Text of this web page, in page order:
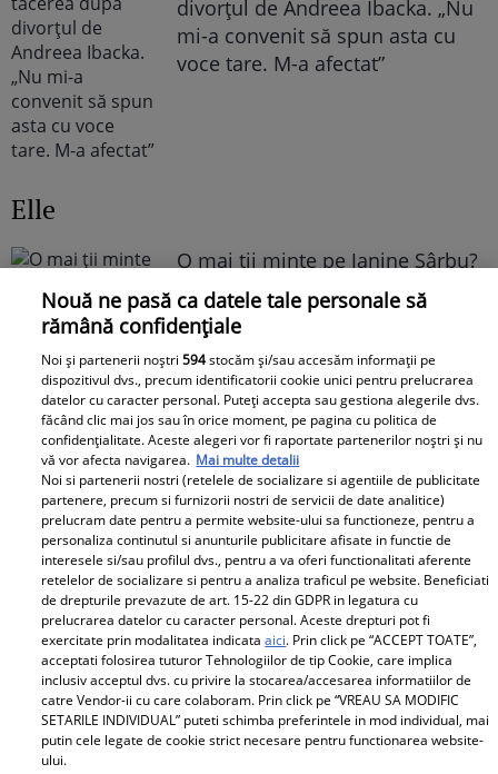
divorțul de Andreea Ibacka. „Nu
mi-a convenit să spun asta cu
voce tare. M-a afectat”
Elle
O mai ții minte pe Janine Sârbu?
Cum arată și cu ce se ocupă
acum fosta soție a lui Adrian
Sârbu și unul dintre cele mai
apreciate modele din anii 90. A
fost decorată recent de
Ministerul Culturii din Franța.
Foto
Noi dezvăluiri despre relația
actuală dintre Andreea Popescu
și Dan Alexa. Relația ei
extraconjugală cu antrenorul a
Nouă ne pasă ca datele tale personale să
rămână confidențiale
Noi și partenerii noștri594stocăm și/sau accesăm informații pe
dispozitivul dvs., precum identificatorii cookie unici pentru prelucrarea
datelor cu caracter personal. Puteți accepta sau gestiona alegerile dvs.
făcând clic mai jos sau în orice moment, pe pagina cu politica de
confidențialitate. Aceste alegeri vor fi raportate partenerilor noștri și nu
vă vor afecta navigarea. Mai multe detalii
Noi si partenerii nostri (retelele de socializare si agentiile de publicitate
partenere, precum si furnizorii nostri de servicii de date analitice)
prelucram date pentru a permite website-ului sa functioneze, pentru a
personaliza continutul si anunturile publicitare afisate in functie de
interesele si/sau profilul dvs., pentru a va oferi functionalitati aferente
retelelor de socializare si pentru a analiza traficul pe website. Beneficiati
de drepturile prevazute de art. 15-22 din GDPR in legatura cu
prelucrarea datelor cu caracter personal. Aceste drepturi pot fi
exercitate prin modalitatea indicataaici. Prin click pe “ACCEPT TOATE”,
acceptati folosirea tuturor Tehnologiilor de tip Cookie, care implica
inclusiv acceptul dvs. cu privire la stocarea/accesarea informatiilor de
catre Vendor-ii cu care colaboram. Prin click pe “VREAU SA MODIFIC
SETARILE INDIVIDUAL” puteti schimba preferintele in mod individual, mai
putin cele legate de cookie strict necesare pentru functionarea website-
ului.